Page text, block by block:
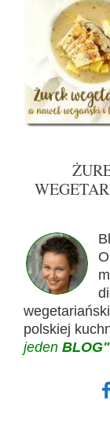
polskiej
jeden BLOG"